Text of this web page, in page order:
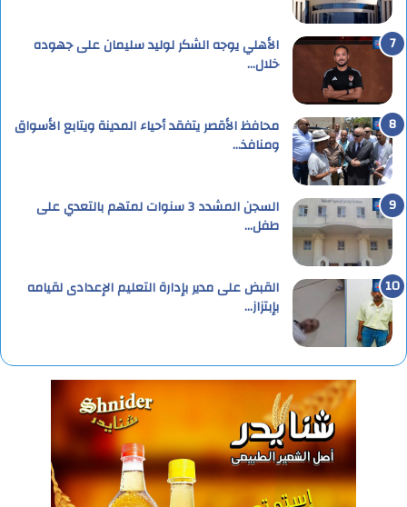
الأهلي يوجه الشكر لوليد سليمان على جهوده
خلال…
محافظ الأقصر يتفقد أحياء المدينة ويتابع الأسواق
ومنافذ…
السجن المشدد 3 سنوات لمتهم بالتعدي على
طفل…
القبض على مدير بإدارة التعليم الإعدادى لقيامه
بإبتزاز…